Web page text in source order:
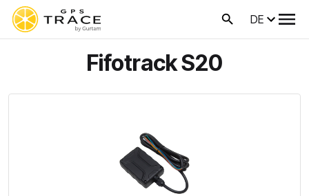
DE
Fifotrack S20